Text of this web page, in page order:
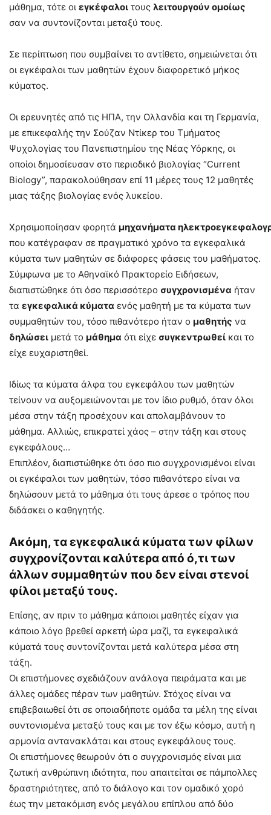
μάθημα, τότε οι εγκέφαλοι τους λειτουργούν ομοίως
σαν να συντονίζονται μεταξύ τους.
Σε περίπτωση που συμβαίνει το αντίθετο, σημειώνεται ότι
οι εγκέφαλοι των μαθητών έχουν διαφορετικό μήκος
κύματος.
Οι ερευνητές από τις ΗΠΑ, την Ολλανδία και τη Γερμανία,
με επικεφαλής την Σούζαν Ντίκερ του Τμήματος
Ψυχολογίας του Πανεπιστημίου της Νέας Υόρκης, οι
οποίοι δημοσίευσαν στο περιοδικό βιολογίας “Current
Biology”, παρακολούθησαν επί 11 μέρες τους 12 μαθητές
μιας τάξης βιολογίας ενός λυκείου.
Χρησιμοποίησαν φορητά μηχανήματα
που κατέγραφαν σε πραγματικό χρόνο τα εγκεφαλικά
κύματα των μαθητών σε διάφορες φάσεις του μαθήματος.
Σύμφωνα με το Αθηναϊκό Πρακτορείο Ειδήσεων,
διαπιστώθηκε ότι όσο περισσότερο συγχρονισμένα ήταν
τα εγκεφαλικά κύματα ενός μαθητή με τα κύματα των
συμμαθητών του, τόσο πιθανότερο ήταν ο μαθητής να
δηλώσει μετά το μάθημα ότι είχε συγκεντρωθεί και το
είχε ευχαριστηθεί.
Ιδίως τα κύματα άλφα του εγκεφάλου των μαθητών
τείνουν να αυξομειώνονται με τον ίδιο ρυθμό, όταν όλοι
μέσα στην τάξη προσέχουν και απολαμβάνουν το
μάθημα. Αλλιώς, επικρατεί χάος – στην τάξη και στους
εγκεφάλους…
Επιπλέον, διαπιστώθηκε ότι όσο πιο συγχρονισμένοι είναι
οι εγκέφαλοι των μαθητών, τόσο πιθανότερο είναι να
δηλώσουν μετά το μάθημα ότι τους άρεσε ο τρόπος που
διδάσκει ο καθηγητής.
Ακόμη, τα εγκεφαλικά κύματα των φίλων
συγχρονίζονται καλύτερα από ό,τι των
άλλων συμμαθητών που δεν είναι στενοί
φίλοι μεταξύ τους.
Επίσης, αν πριν το μάθημα κάποιοι μαθητές είχαν για
κάποιο λόγο βρεθεί αρκετή ώρα μαζί, τα εγκεφαλικά
κύματά τους συντονίζονται μετά καλύτερα μέσα στη
τάξη.
Οι επιστήμονες σχεδιάζουν ανάλογα πειράματα και με
άλλες ομάδες πέραν των μαθητών. Στόχος είναι να
επιβεβαιωθεί ότι σε οποιαδήποτε ομάδα τα μέλη της είναι
συντονισμένα μεταξύ τους και με τον έξω κόσμο, αυτή η
αρμονία αντανακλάται και στους εγκεφάλους τους.
Οι επιστήμονες θεωρούν ότι ο συγχρονισμός είναι μια
ζωτική ανθρώπινη ιδιότητα, που απαιτείται σε πάμπολλες
δραστηριότητες, από το διάλογο και τον ομαδικό χορό
έως την μετακόμιση ενός μεγάλου επίπλου από δύο